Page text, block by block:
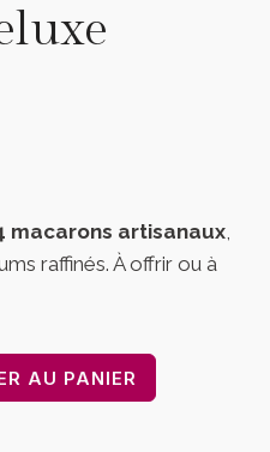
macarons artisanaux
raffinés. À offrir ou à
AU PANIER